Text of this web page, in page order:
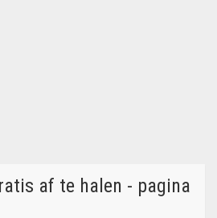
af te halen - pagina